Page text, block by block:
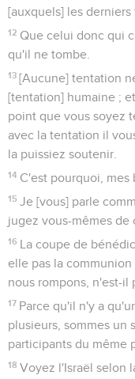
[auxquels] les derniers
12 Que celui donc qui
qu'il ne tombe.
13 [Aucune] tentation
[tentation] humaine ;
point que vous soyez
avec la tentation il
la puissiez soutenir.
14 C'est pourquoi, mes
15 Je [vous] parle
jugez vous-mêmes de
16 La coupe de
elle pas la
nous rompons, n'est-il
17 Parce qu'il n'y a
plusieurs, sommes un
participants du même
18 Voyez l'Israël selon